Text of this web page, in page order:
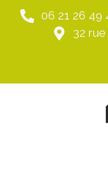
06 21 26 49
32